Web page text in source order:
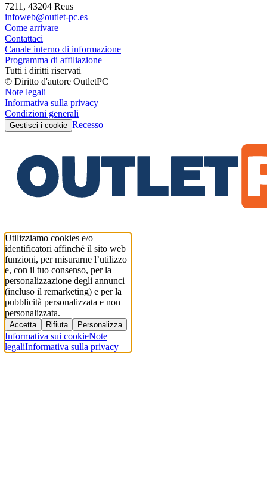
7211, 43204 Reus
infoweb@outlet-pc.es
Come arrivare
Contattaci
Canale interno di informazione
Programma di affiliazione
Tutti i diritti riservati
© Diritto d'autore OutletPC
Note legali
Informativa sulla privacy
Condizioni generali
Gestisci i cookie Recesso
Utilizziamo cookies e/o
identificatori affinché il sito web
funzioni, per misurarne l’utilizzo
e, con il tuo consenso, per la
personalizzazione degli annunci
(incluso il remarketing) e per la
pubblicità personalizzata e non
personalizzata.
Accetta Rifiuta Personalizza
Informativa sui cookieNote
legaliInformativa sulla privacy